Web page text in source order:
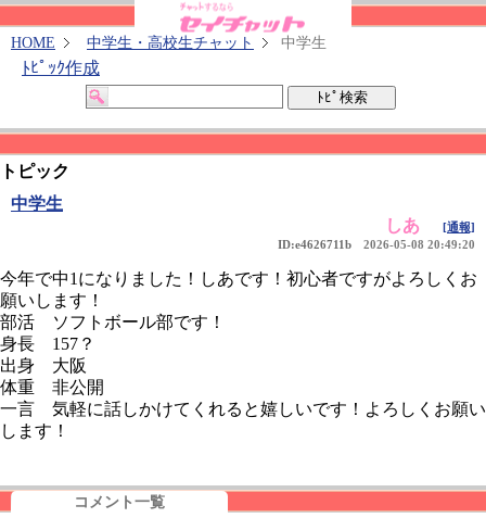
HOME 中学生・高校生チャット 中学生
ﾄﾋﾟｯｸ作成
トピック
中学生
しあ
[通報]
ID:e4626711b 2026-05-08 20:49:20
今年で中1になりました！しあです！初心者ですがよろしくお
願いします！
部活 ソフトボール部です！
身長 157？
出身 大阪
体重 非公開
一言 気軽に話しかけてくれると嬉しいです！よろしくお願い
します！
コメント一覧